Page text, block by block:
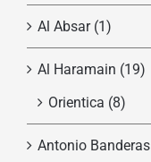
Al Absar (1)
Al Haramain (19)
Orientica (8)
Antonio Banderas